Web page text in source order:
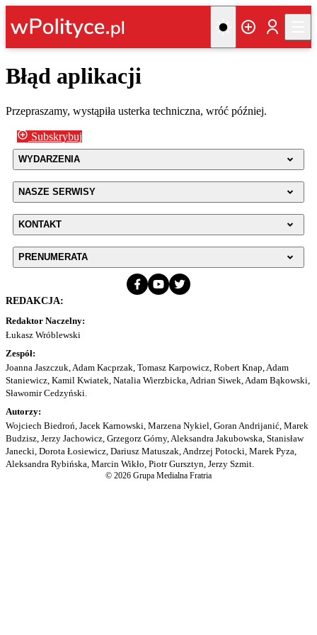
Błąd aplikacji
Przepraszamy, wystąpiła usterka techniczna, wróć później.
Subskrybuj
WYDARZENIA
NASZE SERWISY
KONTAKT
PRENUMERATA
REDAKCJA:
Redaktor Naczelny:
Łukasz Wróblewski
Zespół:
Joanna Jaszczuk, Adam Kacprzak, Tomasz Karpowicz, Robert Knap, Adam
Staniewicz, Kamil Kwiatek, Natalia Wierzbicka, Adrian Siwek, Adam Bąkowski,
Sławomir Cedzyński.
Autorzy:
Wojciech Biedroń, Jacek Karnowski, Marzena Nykiel, Goran Andrijanić, Marek
Budzisz, Jerzy Jachowicz, Grzegorz Górny, Aleksandra Jakubowska, Stanisław
Janecki, Dorota Łosiewicz, Dariusz Matuszak, Andrzej Potocki, Marek Pyza,
Aleksandra Rybińska, Marcin Wikło, Piotr Gursztyn, Jerzy Szmit.
© 2026 Grupa Medialna Fratria